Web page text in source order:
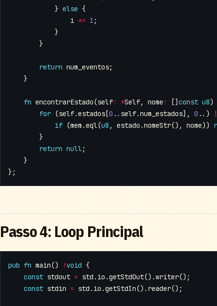
} else {
i += 1 ;
}
}
return num_eventos;
}
fn encontrarEstado(self: *Self, nome : [] const u8)
for (self.estados [0 .. self.num_estados], 0 ..)
if (mem .eql(u8 , estado .nomeStr(), nome))
}
return null;
}
};
Passo 4: Loop Principal
pub fn main() ! void {
const stdout = std . io .getStdOut().writer();
const stdin = std . io .getStdIn(). reader();